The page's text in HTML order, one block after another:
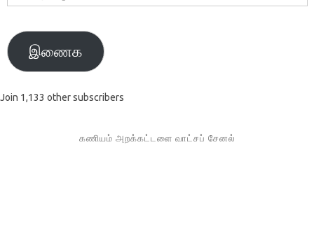
முகவரி
இணைக
Join 1,133 other subscribers
கணியம் அறக்கட்டளை வாட்சப் சேனல்